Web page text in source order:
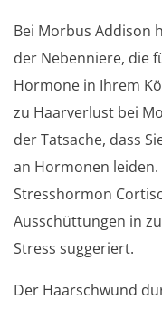
Bei Morbus Addison
der Nebenniere, die
Hormone in Ihrem
zu Haarverlust bei
der Tatsache, dass
an Hormonen
Stresshormon
Ausschüttungen in
Stress suggeriert.
Der Haarschwund